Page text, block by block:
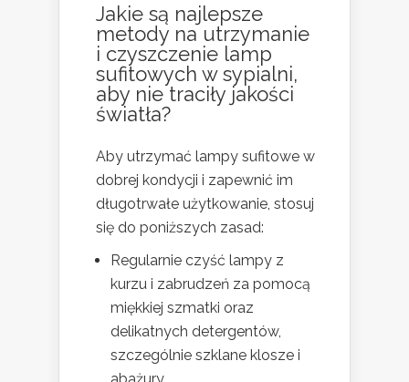
Jakie są najlepsze
metody na utrzymanie
i czyszczenie lamp
sufitowych w sypialni,
aby nie traciły jakości
światła?
Aby utrzymać lampy sufitowe w
dobrej kondycji i zapewnić im
długotrwałe użytkowanie, stosuj
się do poniższych zasad:
Regularnie czyść lampy z
kurzu i zabrudzeń za pomocą
miękkiej szmatki oraz
delikatnych detergentów,
szczególnie szklane klosze i